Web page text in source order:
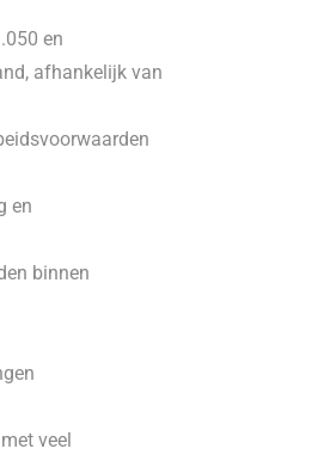
en
afhankelijk van
en
binnen
veel